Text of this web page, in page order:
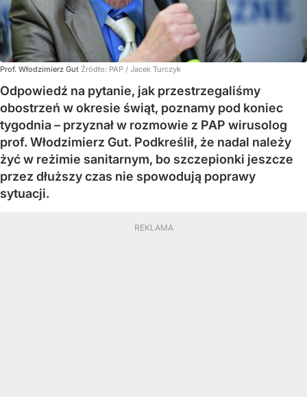
Prof. Włodzimierz Gut Źródło: PAP / Jacek Turczyk
Odpowiedź na pytanie, jak przestrzegaliśmy
obostrzeń w okresie świąt, poznamy pod koniec
tygodnia – przyznał w rozmowie z PAP wirusolog
prof. Włodzimierz Gut. Podkreślił, że nadal należy
żyć w reżimie sanitarnym, bo szczepionki jeszcze
przez dłuższy czas nie spowodują poprawy
sytuacji.